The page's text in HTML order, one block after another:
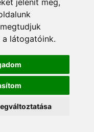
jelenít meg,
a látogatóink.